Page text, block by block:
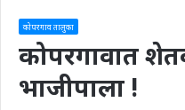
कोपरगाव तालुका
कोपरगावात
भाजीपाला !